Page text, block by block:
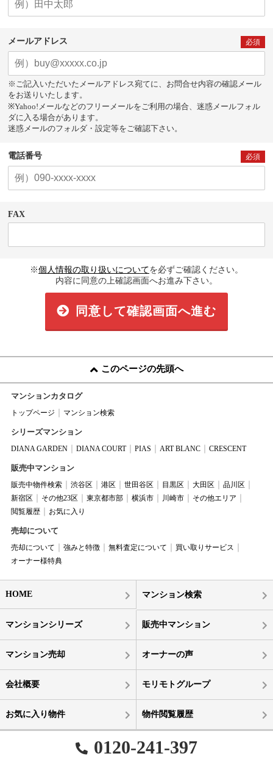
メールアドレス 必須
※ご記入いただいたメールアドレス宛てに、お問合せ内容の確認メール
をお送りいたします。
※Yahoo!メールなどのフリーメールをご利用の場合、迷惑メールフォル
ダに入る場合があります。
迷惑メールのフォルダ・設定等をご確認下さい。
電話番号 必須
FAX
※個人情報の取り扱いについてを必ずご確認ください。
内容に同意の上確認画面へお進み下さい。
同意して確認画面へ進む
このページの先頭へ
マンションカタログ
トップページ マンション検索
シリーズマンション
DIANA GARDEN DIANA COURT PIAS ART BLANC CRESCENT
販売中マンション
販売中物件検索 渋谷区 港区 世田谷区 目黒区 大田区
品川区
新宿区
その他23区 東京都市部 横浜市 川崎市
その他エリア
閲覧履歴
お気に入り
売却について
売却について 強みと特徴 無料査定について
買い取りサービス
オーナー様特典
HOME マンション検索
マンションシリーズ 販売中マンション
マンション売却 オーナーの声
会社概要 モリモトグループ
お気に入り物件 物件閲覧履歴
0120-241-397